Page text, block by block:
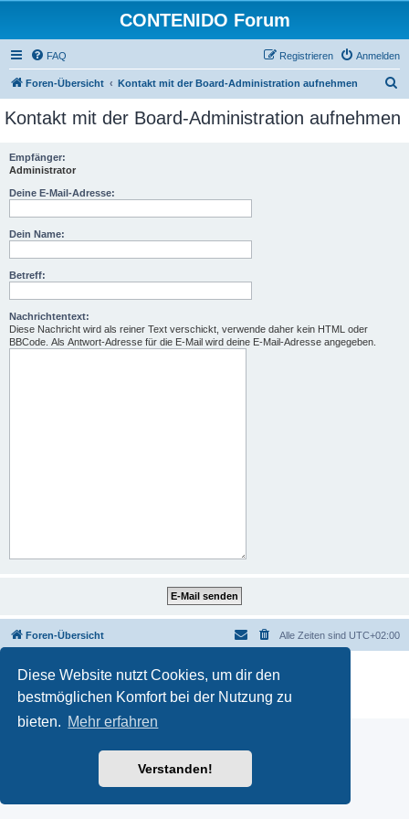
Diese Website nutzt Cookies, um dir den
bestmöglichen Komfort bei der Nutzung zu
bieten. Mehr erfahren
Verstanden!
CONTENIDO Forum
FAQ Anmelden
Registrieren
Foren-Übersicht Kontakt mit der Board-Administration aufnehmen
c
Kontakt mit der Board-Administration aufnehmen
Empfänger:
Administrator
Deine E-Mail-Adresse:
Dein Name:
Betreff:
Nachrichtentext:
Diese Nachricht wird als reiner Text verschickt, verwende daher kein HTML oder
BBCode. Als Antwort-Adresse für die E-Mail wird deine E-Mail-Adresse angegeben.
Foren-Übersicht Alle Zeiten sind UTC+02:00
Powered by phpBB
® Forum Software © phpBB Limited
Deutsche Übersetzung durch
Datenschutz|Nutzungsbedingungen